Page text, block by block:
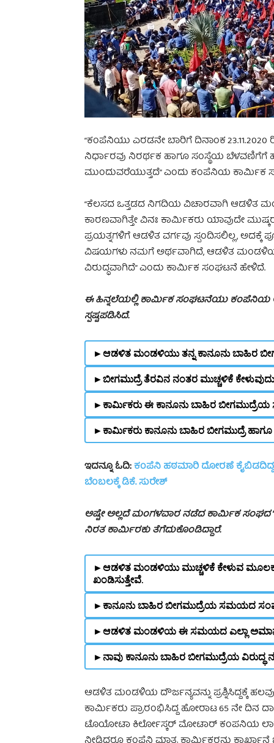
“ಕಂಪೆನಿಯು ಎರಡನೇ ಬಾರಿಗೆ ದಿನಾಂಕ
ನಿರ್ಧಾರವು ನಿರರ್ಥಕ ಹಾಗೂ ಸಂಸ್ಥೆಯ
ಮುಂದುವರೆಯುತ್ತದೆ” ಎಂದು ಕಂಪೆನಿಯ ಕಾರ್ಮಿಕ
“ಕೆಲಸದ ಒತ್ತಡದ ನಿಗದಿಯ ವಿಚಾರವಾಗಿ ಆಡಳಿತ
ಕಾರಣವಾಗಿತ್ತೇ ವಿನಃ ಕಾರ್ಮಿಕರು ಯಾವುದೇ
ಪ್ರಯತ್ನಗಳಿಗೆ ಆಡಳಿತ ವರ್ಗವು ಸ್ಪಂದಿಸಲಿಲ್ಲ,
ವಿಷಯಗಳು ನಮಗೆ ಅರ್ಥವಾಗಿದೆ, ಆಡಳಿತ
ವಿರುದ್ಧವಾಗಿದೆ” ಎಂದು ಕಾರ್ಮಿಕ ಸಂಘಟನೆ ಹೇಳಿದೆ.
ಈ ಹಿನ್ನಲೆಯಲ್ಲಿ ಕಾರ್ಮಿಕ ಸಂಘಟನೆಯು ಕಂಪೆನಿಯ
ಸ್ಪಷ್ಟಪಡಿಸಿದೆ.
►ಆಡಳಿತ ಮಂಡಳಿಯು ತನ್ನ ಕಾನೂನು ಬಾಹಿರ
►ಬೀಗಮುದ್ರೆ ತೆರವಿನ ನಂತರ ಮುಚ್ಚಳಿಕೆ
►ಕಾರ್ಮಿಕರು ಈ ಕಾನೂನು ಬಾಹಿರ
►ಕಾರ್ಮಿಕರು ಕಾನೂನು ಬಾಹಿರ ಬೀಗಮುದ್ರೆ
ಇದನ್ನೂ ಓದಿ:ಕಂಪೆನಿ ಹಠಮಾರಿ ದೋರಣೆ
ಬೆಂಬಲಕ್ಕೆ ಡಿಕೆ. ಸುರೇಶ್
ಅಷ್ಟೇ ಅಲ್ಲದೆ ಮಂಗಳವಾರ ನಡೆದ ಕಾರ್ಮಿಕ ಸಂಘದ
ನಿರತ ಕಾರ್ಮಿರಕು ತೆಗೆದುಕೊಂಡಿದ್ದಾರೆ.
►ಆಡಳಿತ ಮಂಡಳಿಯು ಮುಚ್ಚಳಿಕೆ ಕೇಳುವ ಮೂಲಕ
ಖಂಡಿಸುತ್ತೇವೆ.
►ಕಾನೂನು ಬಾಹಿರ ಬೀಗಮುದ್ರೆಯ ಸಮಯದ
►ಆಡಳಿತ ಮಂಡಳಿಯ ಈ ಸಮಯದ ಎಲ್ಲಾ
►ನಾವು ಕಾನೂನು ಬಾಹಿರ ಬೀಗಮುದ್ರೆಯ ವಿರುದ್ಧ
ಆಡಳಿತ ಮಂಡಳಿಯ ದೌರ್ಜನ್ಯವನ್ನು ಪ್ರಶ್ನಿಸಿದ್ದಕ್ಕೆ
ಕಾರ್ಮಿಕರು ಪ್ರಾರಂಭಿಸಿದ್ದ ಹೋರಾಟ 65 ನೇ ದಿನ
ಟೊಯೋಟಾ ಕಿರ್ಲೋಸ್ಕರ್ ಮೋಟಾರ್ ಕಂಪನಿಯ